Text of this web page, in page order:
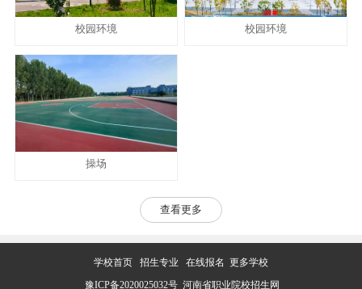
校园环境 校园环境
操场
查看更多
学校首页 招生专业 在线报名 更多学校
豫ICP备2020025032号 河南省职业院校招生网